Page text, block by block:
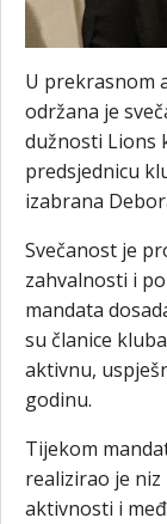
U prekrasnom
održana je
dužnosti Lions
predsjednicu
izabrana
Svečanost je
zahvalnosti i
mandata
su članice
aktivnu,
godinu.
Tijekom
realizirao je
aktivnosti i